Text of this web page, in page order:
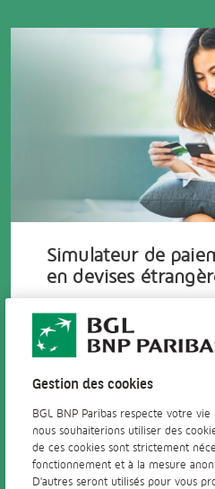
Simulateur de
en devises
Simulez le taux de change
frais bancaires appliqués à
paiements.
Gestion des cookies
BGL BNP Paribas respecte votre
nous souhaiterions utiliser des
de ces cookies sont strictement
fonctionnement et à la mesure
D'autres seront utilisés pour vous